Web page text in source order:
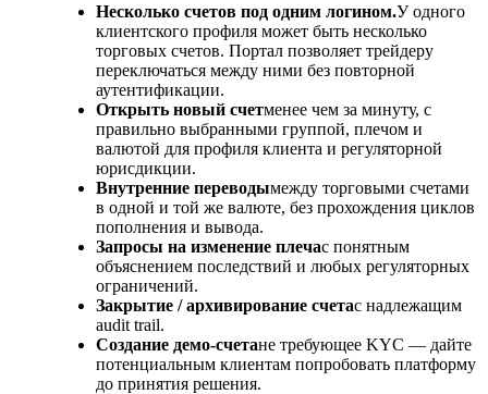
Несколько счетов под одним логином.У одного
клиентского профиля может быть несколько
торговых счетов. Портал позволяет трейдеру
переключаться между ними без повторной
аутентификации.
Открыть новый счетменее чем за минуту, с
правильно выбранными группой, плечом и
валютой для профиля клиента и регуляторной
юрисдикции.
Внутренние переводымежду торговыми счетами
в одной и той же валюте, без прохождения циклов
пополнения и вывода.
Запросы на изменение плечас понятным
объяснением последствий и любых регуляторных
ограничений.
Закрытие / архивирование счетас надлежащим
audit trail.
Создание демо-счетане требующее KYC — дайте
потенциальным клиентам попробовать платформу
до принятия решения.